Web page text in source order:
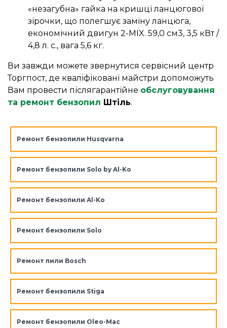
«незагубна» гайка на кришці ланцюгової
зірочки, що полегшує заміну ланцюга,
економічний двигун 2-MIX. 59,0 см3, 3,5 кВт /
4,8 л. с., вага 5,6 кг.
Ви завжди можете звернутися сервісний центр
Торгпост, де кваліфіковані майстри допоможуть
Вам провести післягарантійне обслуговування
та ремонт бензопил Штіль.
Ремонт бензопили Husqvarna
Ремонт бензопили Solo by Al-Ko
Ремонт бензопили Al-Ko
Ремонт бензопили Solo
Ремонт пили Bosch
Ремонт бензопили Stiga
Ремонт бензопили Oleo-Mac